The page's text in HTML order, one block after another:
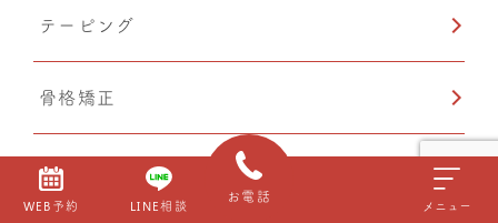
WEB予約 LINE相談
お電話
メニュー
テーピング
骨格矯正
CMC筋膜ストレッチ（リリース）
もっと見る